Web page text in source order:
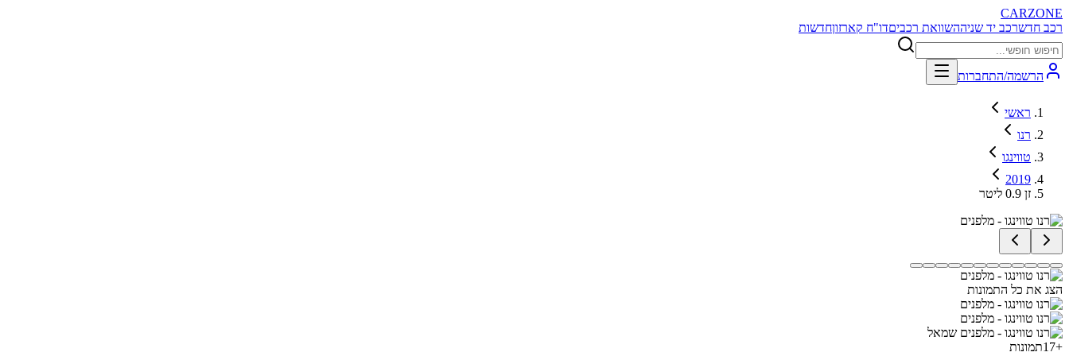
CARZONE
רכב חדשרכב יד שניההשוואת רכביםדו"ח קארזוןחדשות
הרשמה/התחברות
ראשי
רנו
טווינגו
2019
זן 0.9 ליטר
הצג את כל התמונות
+
17תמונות